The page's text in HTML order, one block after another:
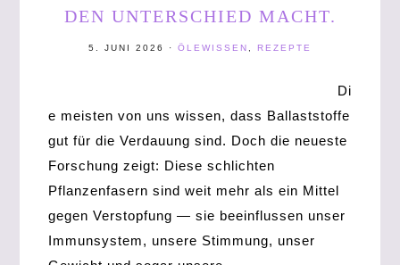
DEN UNTERSCHIED MACHT.
5. JUNI 2026 · ÖLEWISSEN REZEPTE
Di
e meisten von uns wissen, dass Ballaststoffe
gut für die Verdauung sind. Doch die neueste
Forschung zeigt: Diese schlichten
Pflanzenfasern sind weit mehr als ein Mittel
gegen Verstopfung — sie beeinflussen unser
Immunsystem, unsere Stimmung, unser